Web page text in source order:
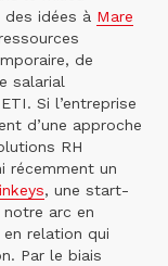
des idées à Mare
de
salarial
Si l’entreprise
d’une approche
RH
récemment un
, une start-
arc en
relation qui
Par le biais